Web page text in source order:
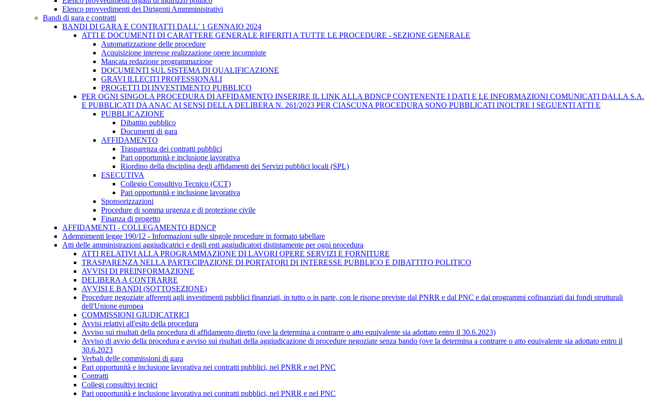
Elenco provvedimenti dei Dirigenti Ammministrativi
Bandi di gara e contratti
BANDI DI GARA E CONTRATTI DALL' 1 GENNAIO 2024
ATTI E DOCUMENTI DI CARATTERE GENERALE RIFERITI A TUTTE LE PROCEDURE - SEZIONE GENERALE
Automatizzazione delle procedure
Acquisizione interesse realizzazione opere incompiute
Mancata redazione programmazione
DOCUMENTI SUL SISTEMA DI QUALIFICAZIONE
GRAVI ILLECITI PROFESSIONALI
PROGETTI DI INVESTIMENTO PUBBLICO
PER OGNI SINGOLA PROCEDURA DI AFFIDAMENTO INSERIRE IL LINK ALLA BDNCP CONTENENTE I DATI E LE INFORMAZIONI COMUNICATI DALLA S.A.
E PUBBLICATI DA ANAC AI SENSI DELLA DELIBERA N. 261/2023 PER CIASCUNA PROCEDURA SONO PUBBLICATI INOLTRE I SEGUENTI ATTI E
PUBBLICAZIONE
Dibattito pubblico
Documenti di gara
AFFIDAMENTO
Trasparenza dei contratti pubblici
Pari opportunità e inclusione lavorativa
Riordino della disciplina degli affidamenti dei Servizi pubblici locali (SPL)
ESECUTIVA
Collegio Consultivo Tecnico (CCT)
Pari opportunità e inclusione lavorativa
Sponsorizzazioni
Procedure di somma urgenza e di protezione civile
Finanza di progetto
AFFIDAMENTI - COLLEGAMENTO BDNCP
Adempimenti legge 190/12 - Informazioni sulle singole procedure in formato tabellare
Atti delle amministrazioni aggiudicatrici e degli enti aggiudicatori distintamente per ogni procedura
ATTI RELATIVI ALLA PROGRAMMAZIONE DI LAVORI OPERE SERVIZI E FORNITURE
TRASPARENZA NELLA PARTECIPAZIONE DI PORTATORI DI INTERESSE PUBBLICO E DIBATTITO POLITICO
AVVISI DI PREINFORMAZIONE
DELIBERA A CONTRARRE
AVVISI E BANDI (SOTTOSEZIONE)
Procedure negoziate afferenti agli investimenti pubblici finanziati, in tutto o in parte, con le risorse previste dal PNRR e dal PNC e dai programmi cofinanziati dai fondi strutturali
dell'Unione europea
COMMISSIONI GIUDICATRICI
Avvisi relativi all'esito della procedura
Avviso sui risultati della procedura di affidamento diretto (ove la determina a contrarre o atto equivalente sia adottato entro il 30.6.2023)
Avviso di avvio della procedura e avviso sui risultati della aggiudicazione di procedure negoziate senza bando (ove la determina a contrarre o atto equivalente sia adottato entro il
30.6.2023
Verbali delle commissioni di gara
Pari opportunità e inclusione lavorativa nei contratti pubblici, nel PNRR e nel PNC
Contratti
Collegi consultivi tecnici
Pari opportunità e inclusione lavorativa nei contratti pubblici, nel PNRR e nel PNC